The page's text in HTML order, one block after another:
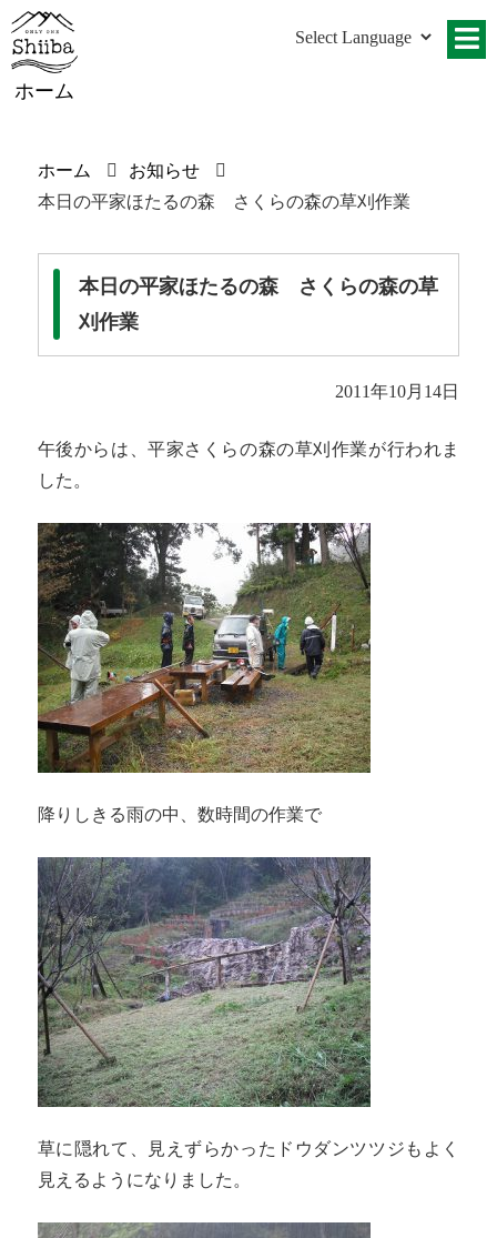
ホーム
ホーム
お知らせ
本日の平家ほたるの森 さくらの森の草刈作業
本日の平家ほたるの森 さくらの森の草
刈作業
2011年10月14日
午後からは、平家さくらの森の草刈作業が行われま
した。
降りしきる雨の中、数時間の作業で
草に隠れて、見えずらかったドウダンツツジもよく
見えるようになりました。